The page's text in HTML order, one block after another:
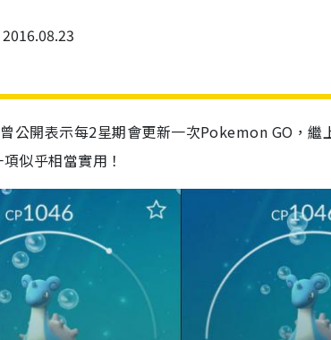
2016.08.23
公開表示每2星期會更新一次Pokemon GO，
似乎相當實用！